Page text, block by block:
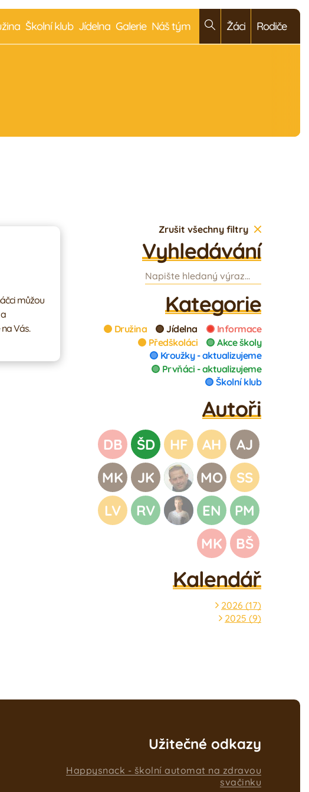
Školní klub Jídelna Galerie Náš tým Žáci Rodiče
Zrušit všechny filtry
Vyhledávání
Kategorie
Družina Jídelna
Informace
Předškoláci
Akce školy
Kroužky - aktualizujeme
Prvňáci - aktualizujeme
Školní klub
Autoři
DB ŠD HF AH
AJ
MK
JK MO
SS
LV
RV EN
PM
MK
BŠ
Kalendář
2026 (17)
2025 (9)
Užitečné odkazy
Happysnack - školní automat na zdravou
svačinku